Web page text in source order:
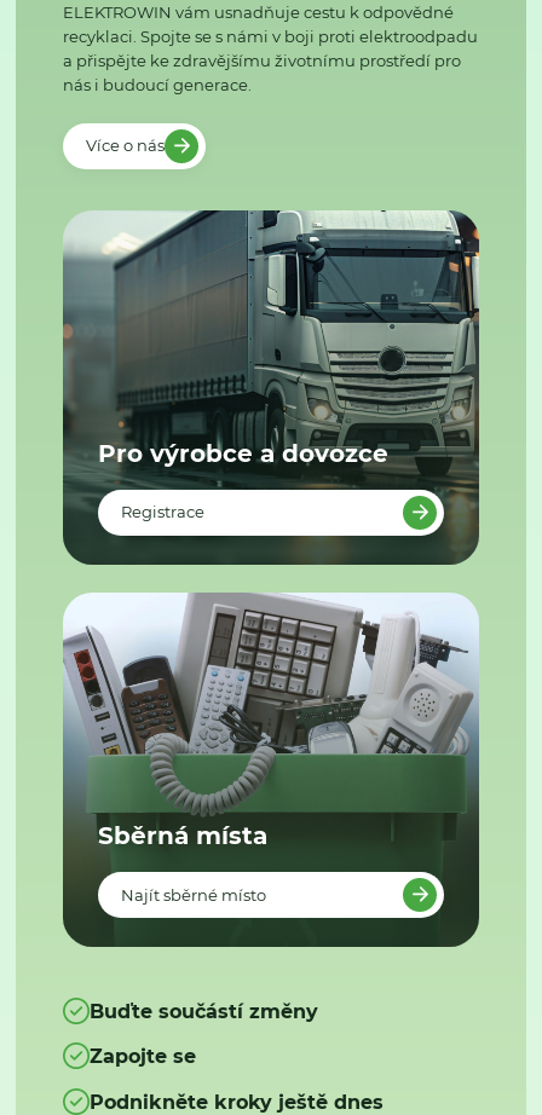
ELEKTROWIN vám usnadňuje cestu k odpovědné
recyklaci. Spojte se s námi v boji proti elektroodpadu
a přispějte ke zdravějšímu životnímu prostředí pro
nás i budoucí generace.
Více o nás
Pro výrobce a dovozce
Registrace
Sběrná místa
Najít sběrné místo
Buďte součástí změny
Zapojte se
Podnikněte kroky ještě dnes